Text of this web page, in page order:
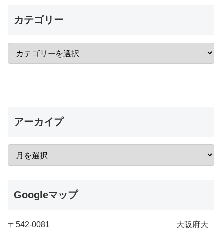
カテゴリー
アーカイプ
Googleマップ
〒542-0081 大阪府大